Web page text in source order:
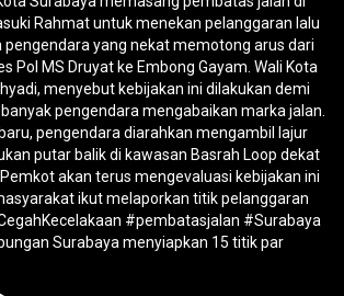
Surabaya menyiapkan 15 titik par